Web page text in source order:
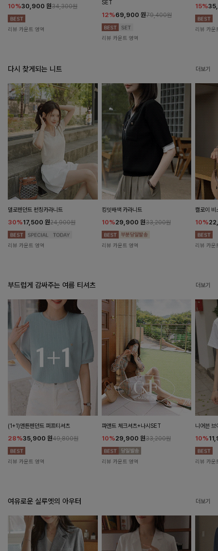
10%30,900 원34,300원
리뷰 카운트 영역
SET
12%69,900 원79,400원
리뷰 카운트 영역
15%
리뷰 카운
다시 찾게되는 니트 더보기
델로펜던트 펀칭카라니트
30%17,500 원24,900원
리뷰 카운트 영역
킹밋배색 카라니트
10%29,900 원33,200원
리뷰 카운트 영역
캘로이 비
10%
리뷰 카운
부드럽게 감싸주는 여름 티셔츠 더보기
(1+1)앤튼펜던트 퍼프티셔츠
28%35,900 원49,800원
리뷰 카운트 영역
파앤트 체크셔츠+나시SET
10%29,900 원33,200원
리뷰 카운트 영역
니어븐 브
10%
리뷰 카운
여유로운 실루엣의 아우터 더보기